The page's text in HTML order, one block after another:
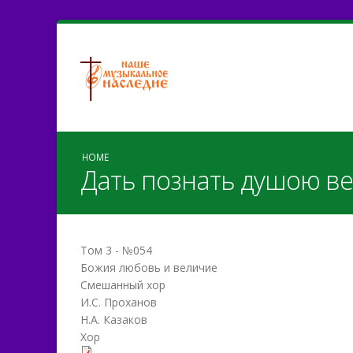
HOME
Дать познать душою
Том 3 - №054
Божия любовь и величие
Смешанный хор
И.С. Проханов
Н.А. Казаков
Хор